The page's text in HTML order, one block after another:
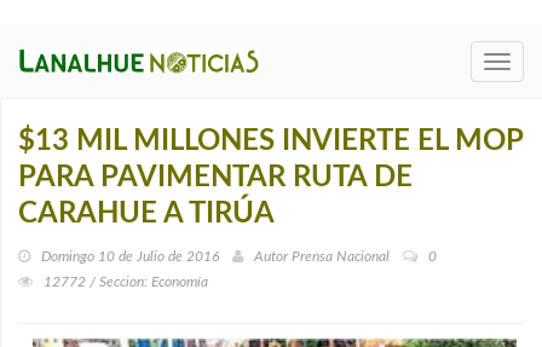
$13 MIL MILLONES INVIERTE EL MOP
PARA PAVIMENTAR RUTA DE
CARAHUE A TIRÚA
Domingo 10 de Julio de 2016 Autor Prensa Nacional
0
12772 / Seccion: Economía